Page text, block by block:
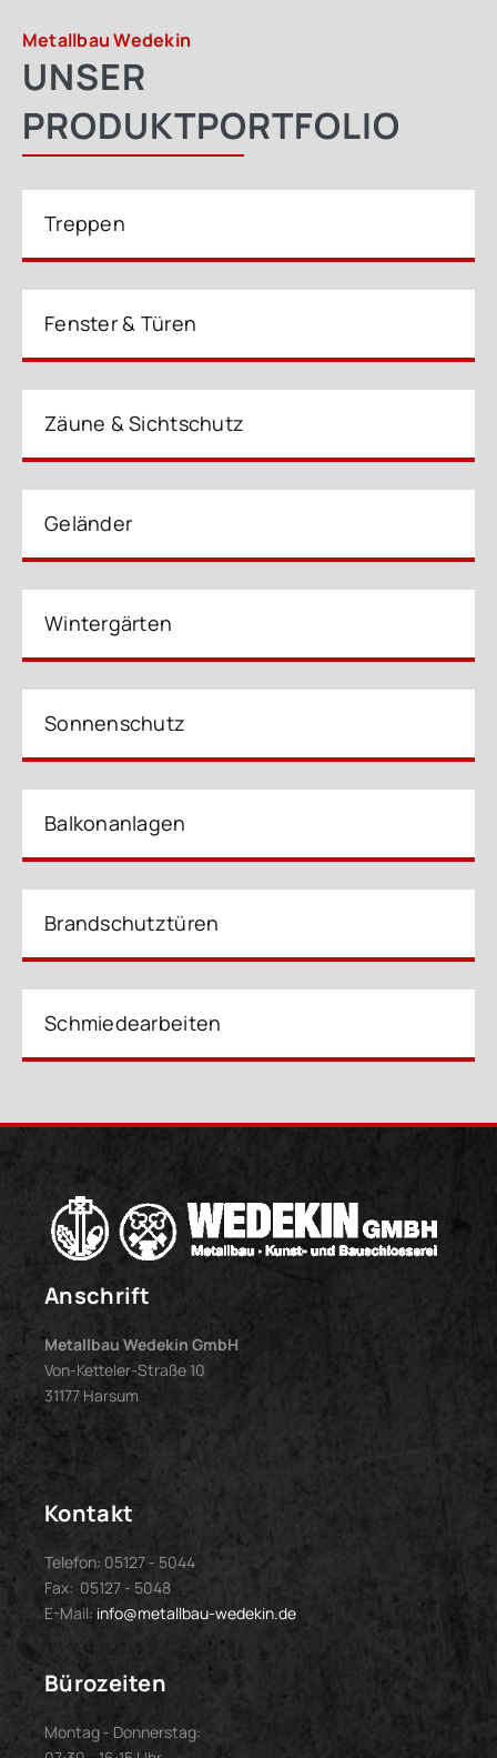
Metallbau Wedekin
UNSER
PRODUKTPORTFOLIO
Treppen
Fenster & Türen
Zäune & Sichtschutz
Geländer
Wintergärten
Sonnenschutz
Balkonanlagen
Brandschutztüren
Schmiedearbeiten
Anschrift
Metallbau Wedekin GmbH
Von-Ketteler-Straße 10
31177 Harsum
Kontakt
Telefon: 05127 - 5044
Fax: 05127 - 5048
E-Mail: info@metallbau-wedekin.de
Bürozeiten
Montag - Donnerstag: